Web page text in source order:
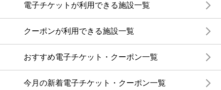
電子チケットが利用できる施設一覧
クーポンが利用できる施設一覧
おすすめ電子チケット・クーポン一覧
今月の新着電子チケット・クーポン一覧